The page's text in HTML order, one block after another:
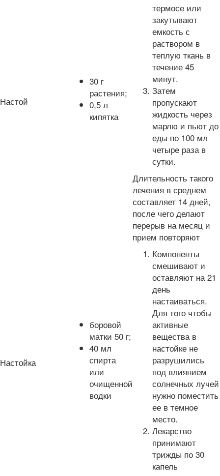
Настой
30 г
растения;
0,5 л
кипятка
термосе или
закутывают
емкость с
раствором в
теплую ткань в
течение 45
минут.
Затем
пропускают
жидкость через
марлю и пьют до
еды по 100 мл
четыре раза в
сутки.
Длительность такого
лечения в среднем
составляет 14 дней,
после чего делают
перерыв на месяц и
прием повторяют
Настойка
боровой
матки 50 г;
40 мл
спирта
или
очищенной
водки
Компоненты
смешивают и
оставляют на 21
день
настаиваться.
Для того чтобы
активные
вещества в
настойке не
разрушились
под влиянием
солнечных лучей
нужно поместить
ее в темное
место.
Лекарство
принимают
трижды по 30
капель